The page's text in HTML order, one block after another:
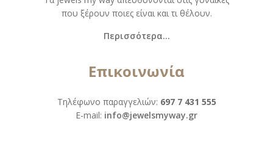
που ξέρουν ποιες είναι και τι θέλουν.
Περισσότερα...
Επικοινωνία
Τηλέφωνο παραγγελιών: 697 7 431 555
Ε-mail: info@jewelsmyway.gr